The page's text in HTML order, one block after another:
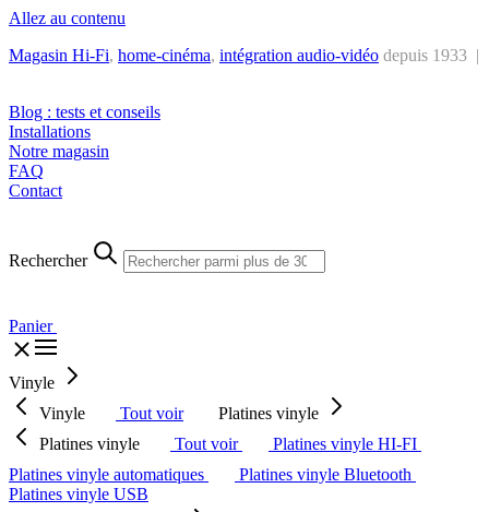
Allez au contenu
Magasin Hi-Fi, home-cinéma, intégration audio-vidéo depuis 1933 |
Blog : tests et conseils
Installations
Notre magasin
FAQ
Contact
Rechercher
Panier
Vinyle
Vinyle
Tout voir
Platines vinyle
Platines vinyle
Tout voir
Platines vinyle HI-FI
Platines vinyle automatiques
Platines vinyle Bluetooth
Platines vinyle USB